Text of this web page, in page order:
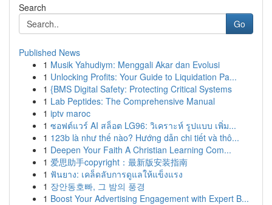
Search
Go
Published News
1 Musik Yahudiym: Menggali Akar dan Evolusi
1 Unlocking Profits: Your Guide to Liquidation Pa...
1 {BMS Digital Safety: Protecting Critical Systems
1 Lab Peptides: The Comprehensive Manual
1 iptv maroc
1 ซอฟต์แวร์ AI สล็อต LG96: วิเคราะห์ รูปแบบ เพิ่ม...
1 123b là như thế nào? Hướng dẫn chi tiết và thô...
1 Deepen Your Faith A Christian Learning Com...
1 爱思助手copyright：最新版安装指南
1 ฟันยาง: เคล็ดลับการดูแลให้แข็งแรง
1 장안동호빠, 그 밤의 풍경
1 Boost Your Advertising Engagement with Expert B...